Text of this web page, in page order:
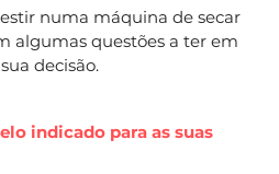
numa máquina de secar
algumas questões a ter em
decisão.
indicado para as suas